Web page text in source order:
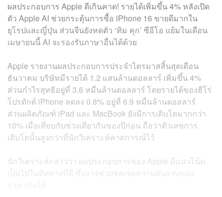
ผลประกอบการ Apple ดีเกินคาด! รายได้เพิ่มขึ้น 4% หลังเปิด
ตัว Apple AI ช่วยกระตุ้นการซื้อ iPhone 16 ขายดีมากใน
ยุโรปและญี่ปุ่น ส่วนจีนยังหดตัว ‘ทิม คุก’ ซีอีโอ แย้มในเดือน
เมษายนนี้ AI จะรองรับภาษาอื่นได้ด้วย
Apple รายงานผลประกอบการประจำไตรมาสสิ้นสุดเดือน
ธันวาคม บริษัทมีรายได้ 1.2 แสนล้านดอลลาร์ เพิ่มขึ้น 4%
ส่วนกำไรสุทธิอยู่ที่ 3.6 หมื่นล้านดอลลาร์ โดยรายได้ของฮีโร่
โปรดักต์ iPhone ลดลง 0.8% อยู่ที่ 6.9 หมื่นล้านดอลลาร์
ส่วนผลิตภัณฑ์ iPad และ MacBook ยังมีการเติบโตมากกว่า
10% เมื่อเทียบกับช่วงเดียวกันของปีก่อน ถือว่าตัวเลขการ
เติบโตนั้นสูงกว่าที่นักวิเคราะห์คาดการณ์ไว้
นักวิเคราะห์กล่าวว่า ผลประกอบการของ Apple มีแนวโน้ม
เป็นไปในทิศทางที่ดี ซึ่งอาจช่วยชดเชยความผันผวนของ